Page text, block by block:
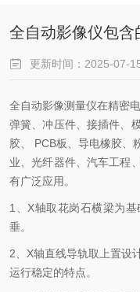
全自动影像仪包含
更新时间：2025-07-
全自动影像测量仪在精密
弹簧、冲压件、接插件、
胶、 PCB板、导电橡胶、
业、光纤器件、汽车工程
有广泛应用。
1、X轴取花岗石横梁为
垂。
2、X轴直线导轨取上置设
运行稳定的特点。